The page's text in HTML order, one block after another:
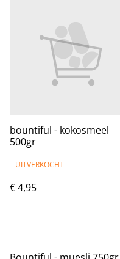
bountiful - kokosmeel
500gr
UITVERKOCHT
€ 4,95